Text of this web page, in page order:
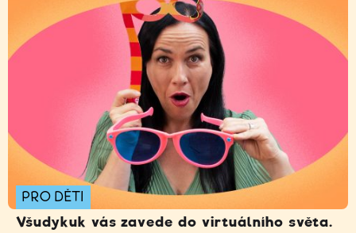
PRO DĚTI
Všudykuk vás zavede do virtuálního světa.